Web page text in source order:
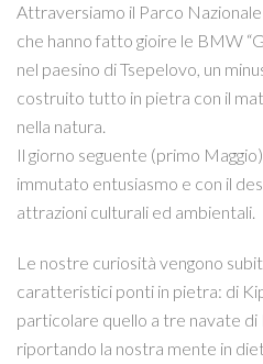
Attraversiamo il Parco
che hanno fatto gioire le BMW
nel paesino di Tsepelovo, un
costruito tutto in pietra con il
nella natura.
Il giorno seguente (primo
immutato entusiasmo e con il
attrazioni culturali ed ambientali.
Le nostre curiosità vengono
caratteristici ponti in pietra: di
particolare quello a tre navate di
riportando la nostra mente in